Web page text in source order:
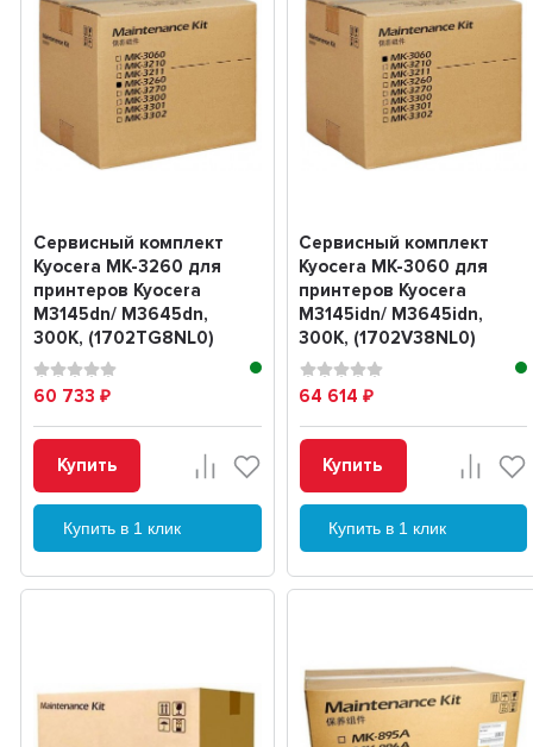
Сервисный комплект
Kyocera MK-3260 для
принтеров Kyocera
M3145dn/ M3645dn,
300K, (1702TG8NL0)
60 733 ₽
Купить
Купить в 1 клик
Сервисный комплект
Kyocera MK-3060 для
принтеров Kyocera
M3145idn/ M3645idn,
300K, (1702V38NL0)
64 614₽
Купить
Купить в 1 клик